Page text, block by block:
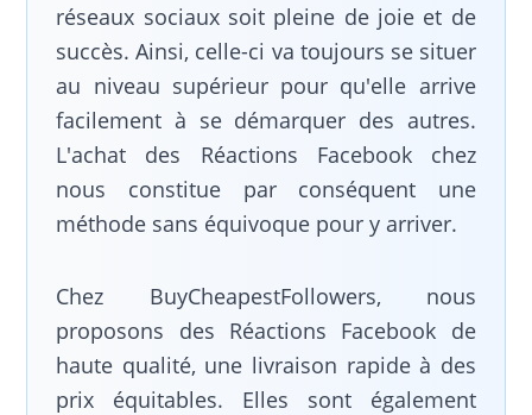
réseaux sociaux soit pleine de joie et de
succès. Ainsi, celle-ci va toujours se situer
au niveau supérieur pour qu'elle arrive
facilement à se démarquer des autres.
L'achat des Réactions Facebook chez
nous constitue par conséquent une
méthode sans équivoque pour y arriver.
Chez BuyCheapestFollowers, nous
proposons des Réactions Facebook de
haute qualité, une livraison rapide à des
prix équitables. Elles sont également